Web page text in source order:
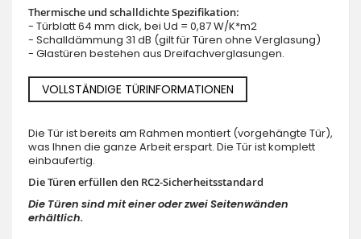
Thermische und schalldichte Spezifikation:
- Türblatt 64 mm dick, bei Ud = 0,87 W/K*m2
- Schalldämmung 31 dB (gilt für Türen ohne Verglasung)
- Glastüren bestehen aus Dreifachverglasungen.
VOLLSTÄNDIGE TÜRINFORMATIONEN
Die Tür ist bereits am Rahmen montiert (vorgehängte Tür),
was Ihnen die ganze Arbeit erspart. Die Tür ist komplett
einbaufertig.
Die Türen erfüllen den RC2-Sicherheitsstandard
Die Türen sind mit einer oder zwei Seitenwänden
erhältlich.